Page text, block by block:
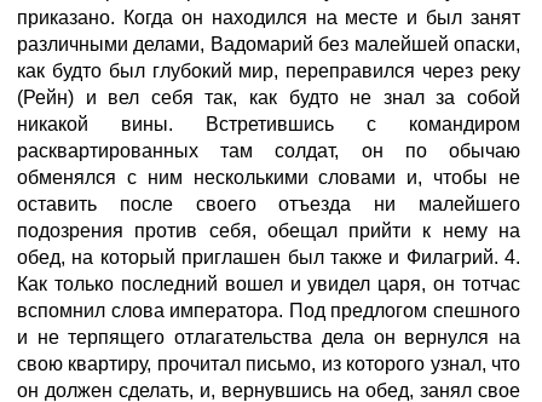
приказано. Когда он находился на месте и был занят
различными делами, Вадомарий без малейшей опаски,
как будто был глубокий мир, переправился через реку
(Рейн) и вел себя так, как будто не знал за собой
никакой вины. Встретившись с командиром
расквартированных там солдат, он по обычаю
обменялся с ним несколькими словами и, чтобы не
оставить после своего отъезда ни малейшего
подозрения против себя, обещал прийти к нему на
обед, на который приглашен был также и Филагрий. 4.
Как только последний вошел и увидел царя, он тотчас
вспомнил слова императора. Под предлогом спешного
и не терпящего отлагательства дела он вернулся на
свою квартиру, прочитал письмо, из которого узнал, что
он должен сделать, и, вернувшись на обед, занял свое